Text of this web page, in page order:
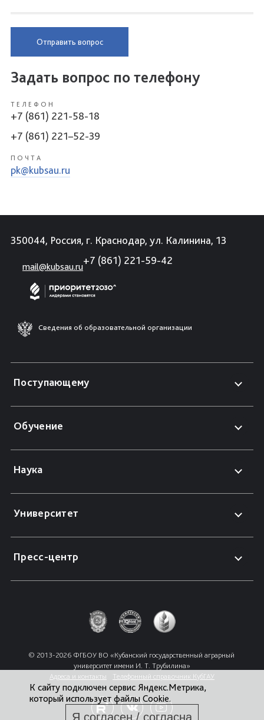
Отправить вопрос
Задать вопрос по телефону
ТЕЛЕФОН
+7 (861) 221-58-18
+7 (861) 221–52-39
ПОЧТА
pk@kubsau.ru
350044, Россия, г. Краснодар, ул. Калинина, 13
mail@kubsau.ru
+7 (861) 221-59-42
Сведения об образовательной организации
Поступающему
Обучение
Наука
Университет
Пресс-центр
© 2013-2026 ФГБОУ ВО «Кубанский государственный аграрный
университет имени И. Т. Трубилина»
Адреса и контакты
Телефонный справочник КубГАУ
К сайту подключен сервис Яндекс.Метрика,
который использует файлы Cookie.
Я согласен / согласна